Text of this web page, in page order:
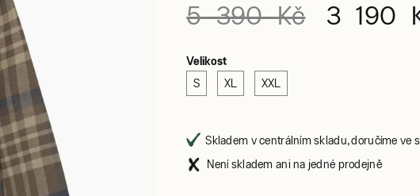
5 390 Kč 3 190
Velikost
S XL XXL
Skladem v centrálním skladu, doručíme ve
Není skladem ani na jedné prodejně